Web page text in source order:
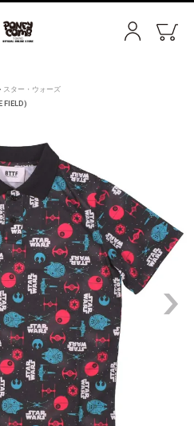
スター・ウォーズ
FIELD)